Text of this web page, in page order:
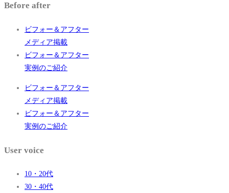
Before after
ビフォー＆アフター
メディア掲載
ビフォー＆アフター
実例のご紹介
ビフォー＆アフター
メディア掲載
ビフォー＆アフター
実例のご紹介
User voice
10・20代
30・40代